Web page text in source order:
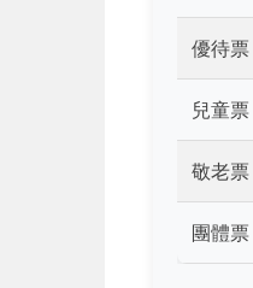
優待票
兒童票
敬老票
團體票